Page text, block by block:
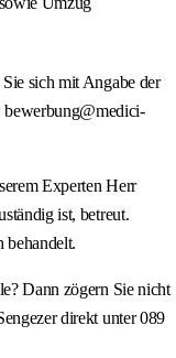
sich mit Angabe der
bewerbung@medici-
Experten Herr
ist, betreut.
behandelt.
Dann zögern Sie nicht
direkt unter 089